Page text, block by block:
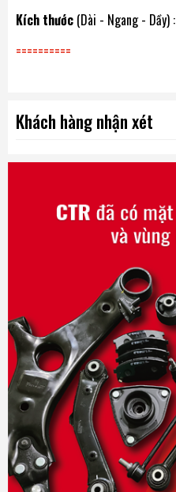
Kích thước (Dài - Ngang - Dầy) :
==========
Khách hàng nhận xét